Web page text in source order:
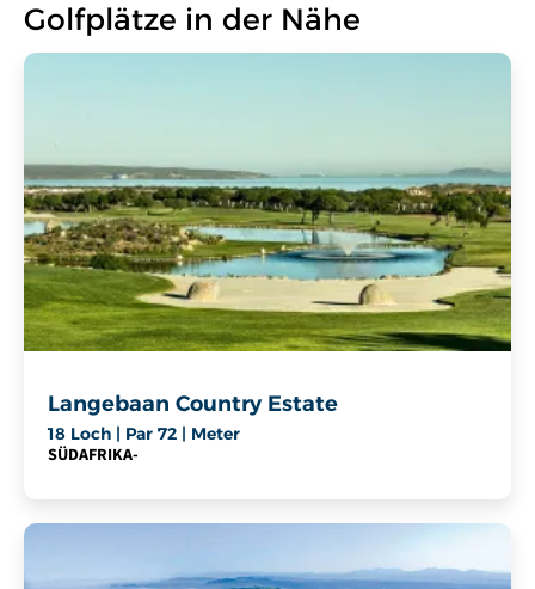
Golfplätze in der Nähe
Langebaan Country Estate
18 Loch | Par 72 | Meter
SÜDAFRIKA-